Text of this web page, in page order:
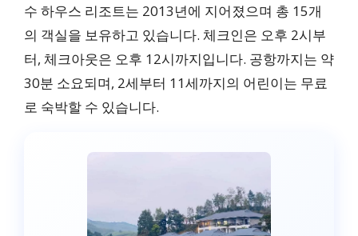
수 하우스 리조트는 2013년에 지어졌으며 총 15개
의 객실을 보유하고 있습니다. 체크인은 오후 2시부
터, 체크아웃은 오후 12시까지입니다. 공항까지는 약
30분 소요되며, 2세부터 11세까지의 어린이는 무료
로 숙박할 수 있습니다.